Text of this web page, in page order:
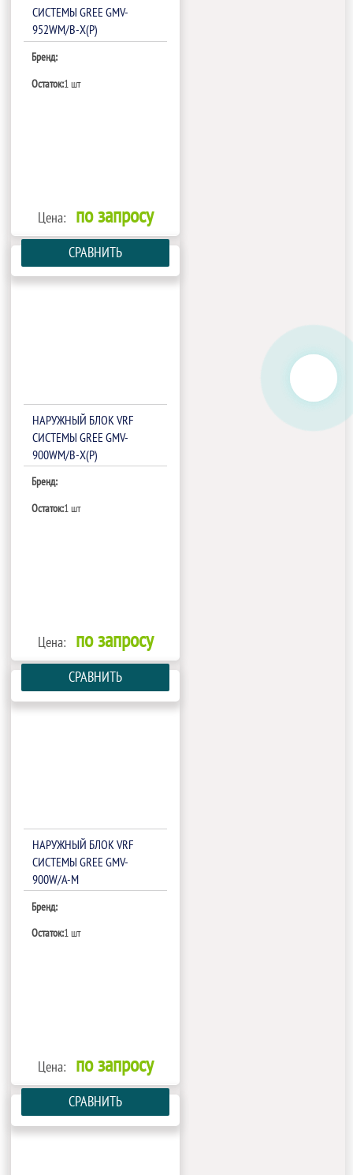
СИСТЕМЫ GREE GMV-
952WM/B-X(P)
Бренд:
Остаток:1 шт
Цена: по запросу
СРАВНИТЬ
НАРУЖНЫЙ БЛОК VRF
СИСТЕМЫ GREE GMV-
900WM/B-X(P)
Бренд:
Остаток:1 шт
Цена: по запросу
СРАВНИТЬ
НАРУЖНЫЙ БЛОК VRF
СИСТЕМЫ GREE GMV-
900W/A-M
Бренд:
Остаток:1 шт
Цена: по запросу
СРАВНИТЬ